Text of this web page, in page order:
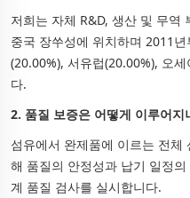
저희는 자체 R&D, 생산 및 무역
중국 장쑤성에 위치하며 2011
(20.00%), 서유럽(20.00%), 오
다.
2. 품질 보증은 어떻게 이루어지
섬유에서 완제품에 이르는 전체
해 품질의 안정성과 납기 일정
계 품질 검사를 실시합니다.